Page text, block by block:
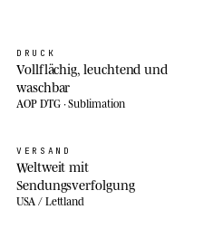
DRUCK
Vollflächig, leuchtend und
waschbar
AOP DTG · Sublimation
VERSAND
Weltweit mit
Sendungsverfolgung
USA / Lettland